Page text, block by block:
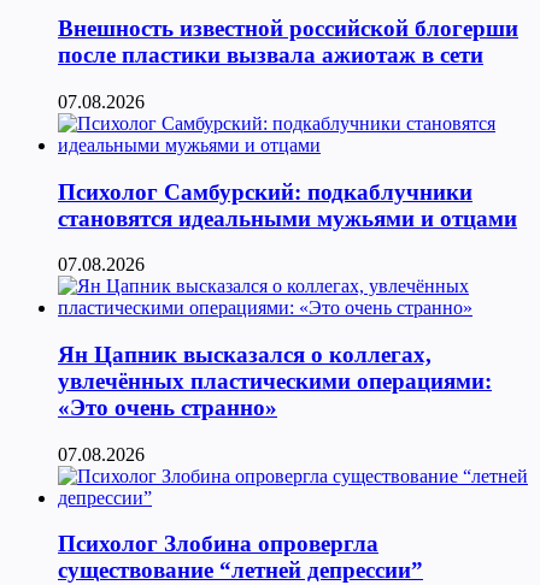
Внешность известной российской блогерши
после пластики вызвала ажиотаж в сети
07.08.2026
Психолог Самбурский: подкаблучники
становятся идеальными мужьями и отцами
07.08.2026
Ян Цапник высказался о коллегах,
увлечённых пластическими операциями:
«Это очень странно»
07.08.2026
Психолог Злобина опровергла
существование “летней депрессии”